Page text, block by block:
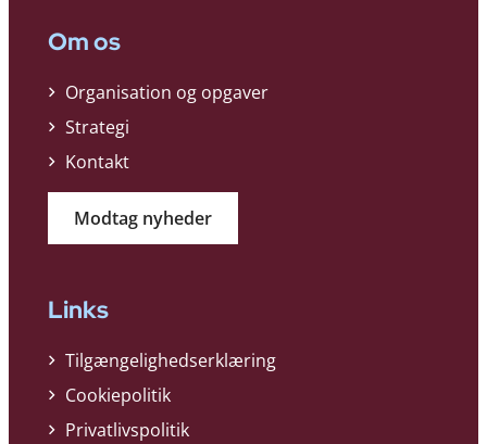
Om os
Organisation og opgaver
Strategi
Kontakt
Modtag nyheder
Links
Tilgængelighedserklæring
Cookiepolitik
Privatlivspolitik